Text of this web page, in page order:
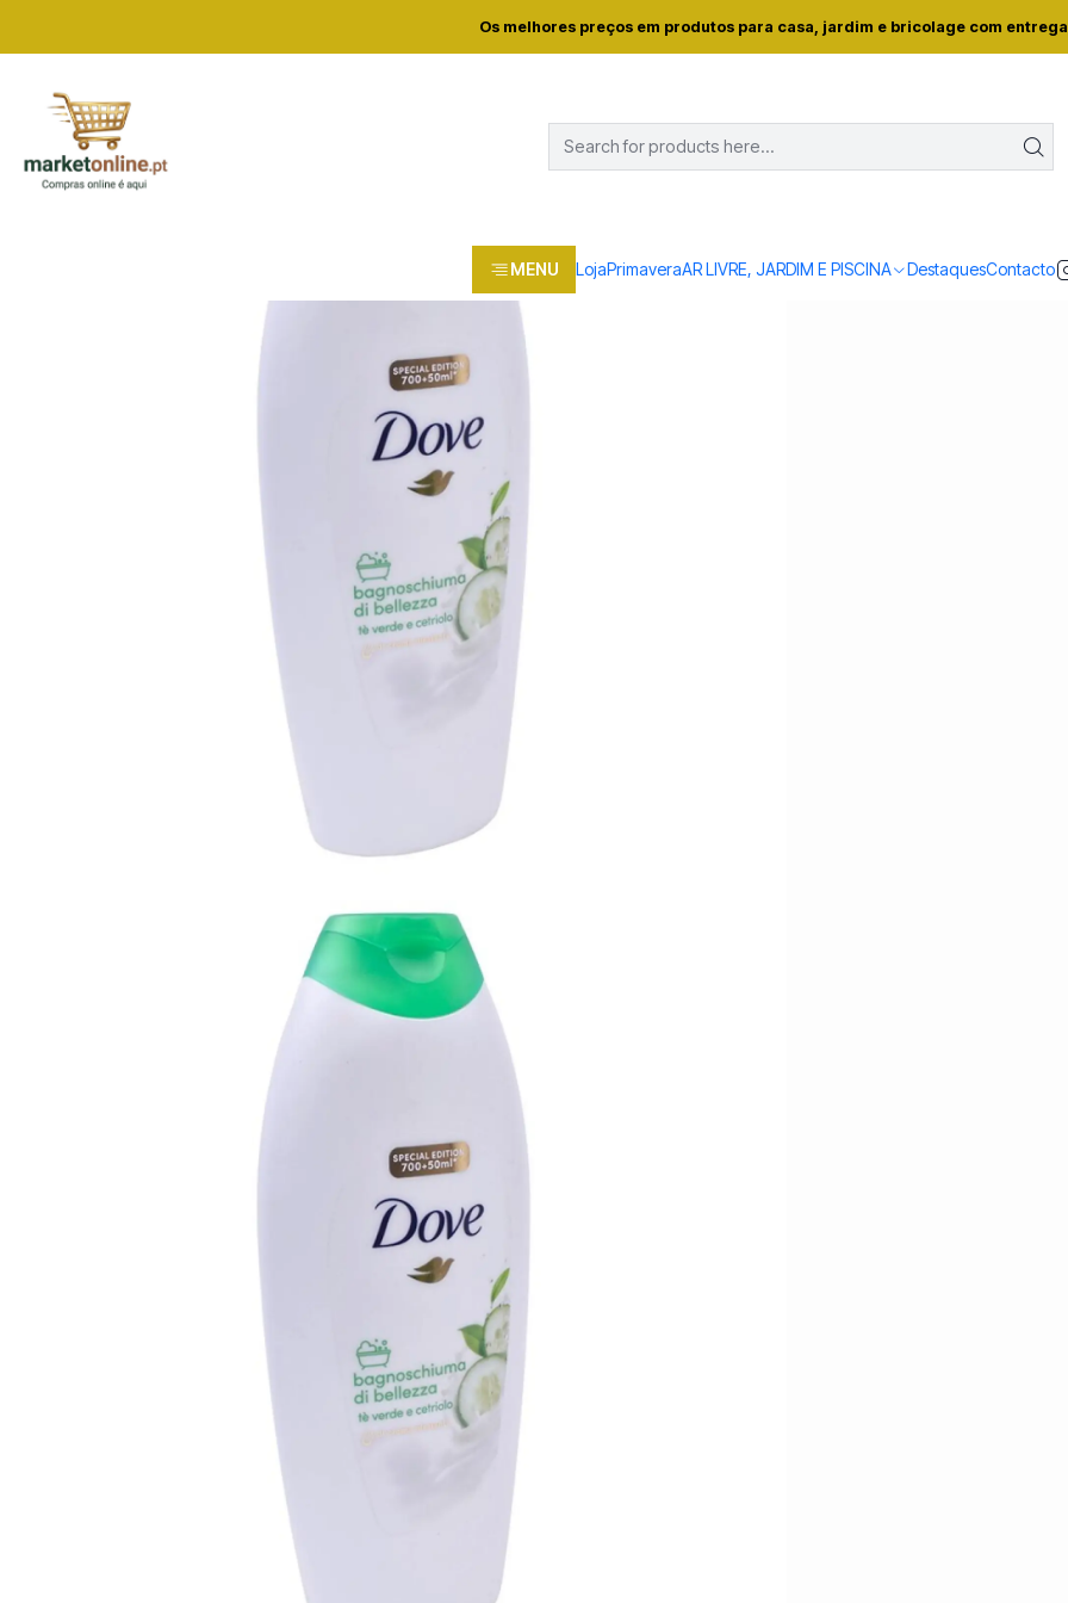
MENU LojaPrimaveraAR LIVRE, JARDIM E PISCINA DestaquesContacto
Os melhores preços em produtos para casa, jardim e bricolage com
Home Loja Casa e conforto DROGARIA E LIMPEZA GEL BANHO DOVE
GEL BANHO